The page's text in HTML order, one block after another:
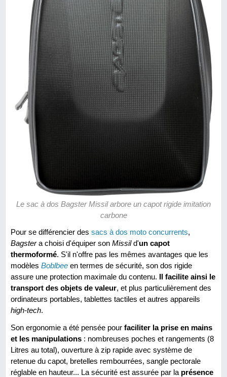
Le sac à dos Bagster Missil arbore un capot rigide imitation
carbone
Pour se différencier des sacs à dos moto concurrents,
Bagstera choisi d'équiper son Missild'un capot
thermoformé. S'il n'offre pas les mêmes avantages que les
modèles Boblbee en termes de sécurité, son dos rigide
assure une protection maximale du contenu.
Il facilite ainsi le
transport des objets de valeur, et plus particulièrement des
ordinateurs portables, tablettes tactiles et autres appareils
high-tech.
Son ergonomie a été pensée pour faciliter la prise en mains
et les manipulations : nombreuses poches et rangements (8
Litres au total), ouverture à zip rapide avec système de
retenue du capot, bretelles rembourrées, sangle pectorale
réglable en hauteur... La sécurité est assurée par la présence